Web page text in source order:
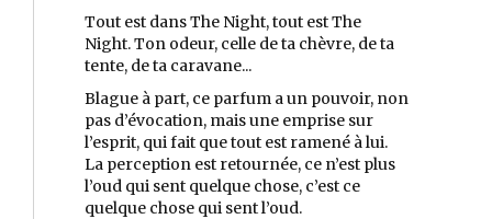
Tout est dans The Night, tout est The
Night. Ton odeur, celle de ta chèvre, de ta
tente, de ta caravane...
Blague à part, ce parfum a un pouvoir, non
pas d’évocation, mais une emprise sur
l’esprit, qui fait que tout est ramené à lui.
La perception est retournée, ce n’est plus
l’oud qui sent quelque chose, c’est ce
quelque chose qui sent l’oud.